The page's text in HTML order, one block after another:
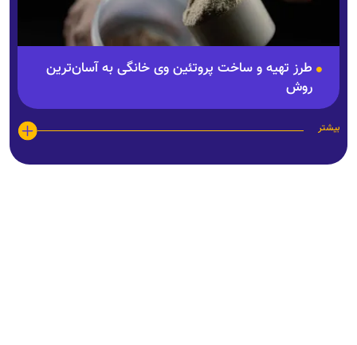
طرز تهیه و ساخت پروتئین وی خانگی به آسان‌ترین
روش
بیشتر